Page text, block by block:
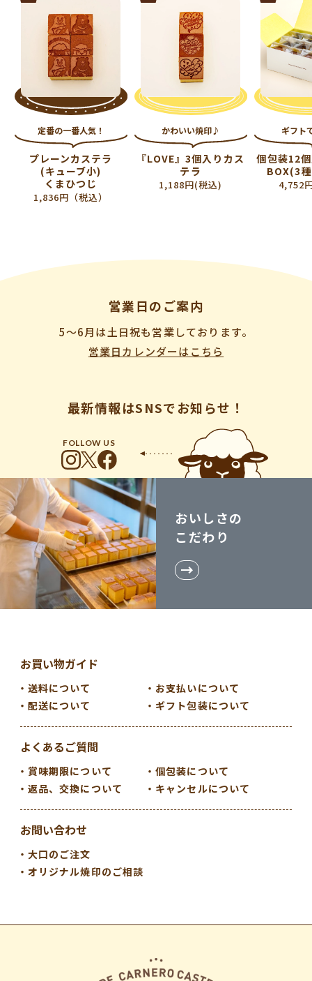
定番の一番人気！
プレーンカステラ
(キューブ小)
くまひつじ
1,836円（税込）
かわいい焼印♪
『LOVE』3個入りカス
テラ
1,188円(税込)
ギフト
個包装12
BOX(3
4,752
営業日のご案内
5〜6月は土日祝も営業しております。
営業日カレンダーはこちら
最新情報はSNSでお知らせ！
FOLLOW US
おいしさの
こだわり
お買い物ガイド
送料について
お支払いについて
配送について
ギフト包装について
よくあるご質問
賞味期限について
個包装について
返品、交換について
キャンセルについて
お問い合わせ
大口のご注文
オリジナル焼印のご相談